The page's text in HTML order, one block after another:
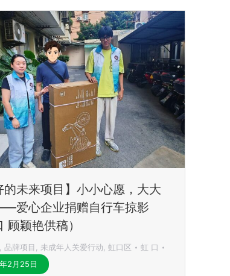
的未来项目】小小心愿，大大
爱心企业捐赠自行车掠影
顾颖艳供稿）
品牌项目 未成年人关爱行动 虹口区
虹 口
2月25日